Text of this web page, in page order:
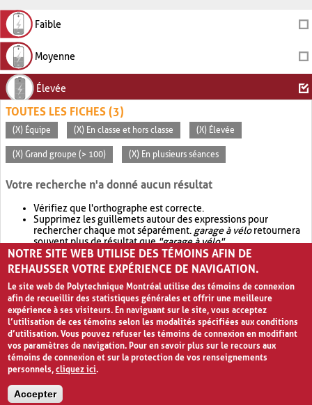
Faible
Moyenne
Élevée
TOUTES LES FICHES (3)
(X) Équipe (X) En classe et hors classe (X) Élevée
(X) Grand groupe (> 100) (X) En plusieurs séances
Votre recherche n'a donné aucun résultat
Vérifiez que l'orthographe est correcte.
Supprimez les guillemets autour des expressions pour
rechercher chaque mot séparément. garage à véloretournera
souvent plus de résultat que"garage à vélo".
Envisagez d'élargir votre recherche avec OR.garage OR vélo
retournera souvent plus de résultat quegarage à vélo
NOTRE SITE WEB UTILISE DES TÉMOINS AFIN DE
REHAUSSER VOTRE EXPÉRIENCE DE NAVIGATION.
Le site web de Polytechnique Montréal utilise des témoins de connexion
afin de recueillir des statistiques générales et offrir une meilleure
expérience à ses visiteurs. En naviguant sur le site, vous acceptez
l’utilisation de ces témoins selon les modalités spécifiées aux conditions
d’utilisation. Vous pouvez refuser les témoins de connexion en modifiant
vos paramètres de navigation. Pour en savoir plus sur le recours aux
témoins de connexion et sur la protection de vos renseignements
personnels,cliquez ici.
Accepter